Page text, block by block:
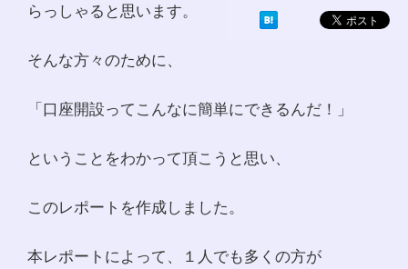
らっしゃると思います。
そんな方々のために、
「口座開設ってこんなに簡単にできるんだ！」
ということをわかって頂こうと思い、
このレポートを作成しました。
本レポートによって、１人でも多くの方が